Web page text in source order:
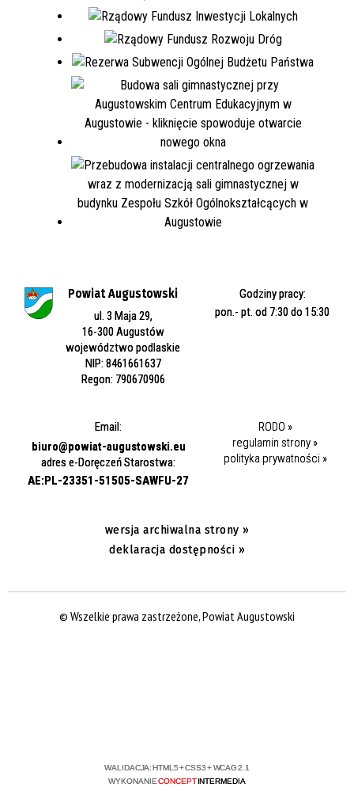
Powiat Augustowski
ul. 3 Maja 29,
16-300 Augustów
województwo podlaskie
NIP: 8461661637
Regon: 790670906
Godziny pracy:
pon.- pt. od 7:30 do 15:30
Email:
biuro@powiat-augustowski.eu
adres e-Doręczeń Starostwa:
AE:PL-23351-51505-SAWFU-27
RODO »
regulamin strony »
polityka prywatności »
wersja archiwalna strony »
deklaracja dostępności »
© Wszelkie prawa zastrzeżone, Powiat Augustowski
WALIDACJA:HTML5+CSS3+WCAG 2.1
WYKONANIECONCEPTINTERMEDIA